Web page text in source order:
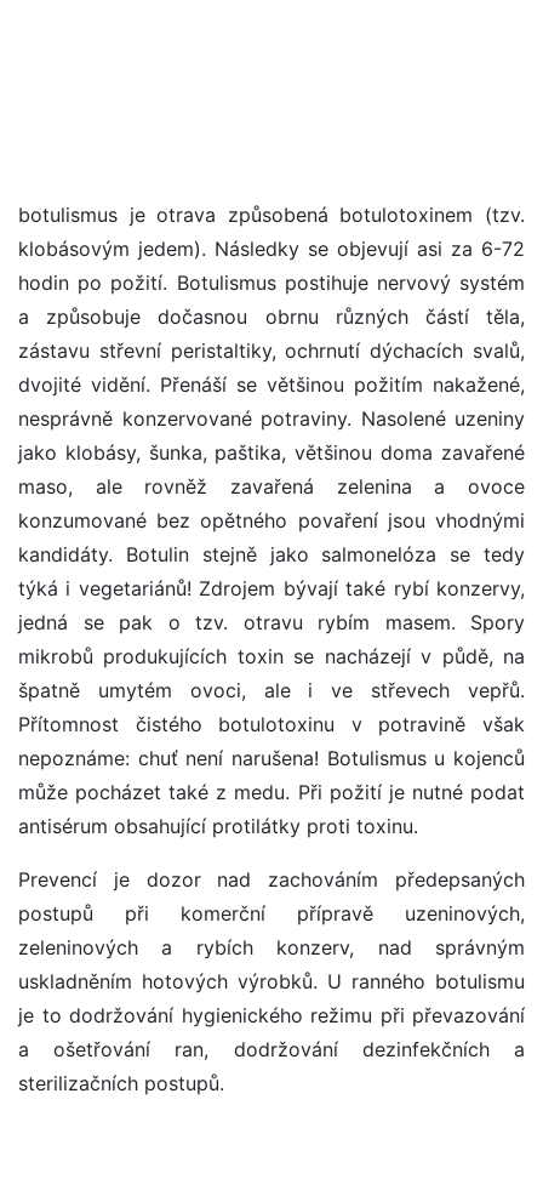
botulismus je otrava způsobená botulotoxinem (tzv.
klobásovým jedem). Následky se objevují asi za 6-72
hodin po požití. Botulismus postihuje nervový systém
a způsobuje dočasnou obrnu různých částí těla,
zástavu střevní peristaltiky, ochrnutí dýchacích svalů,
dvojité vidění. Přenáší se většinou požitím nakažené,
nesprávně konzervované potraviny. Nasolené uzeniny
jako klobásy, šunka, paštika, většinou doma zavařené
maso, ale rovněž zavařená zelenina a ovoce
konzumované bez opětného povaření jsou vhodnými
kandidáty. Botulin stejně jako salmonelóza se tedy
týká i vegetariánů! Zdrojem bývají také rybí konzervy,
jedná se pak o tzv. otravu rybím masem. Spory
mikrobů produkujících toxin se nacházejí v půdě, na
špatně umytém ovoci, ale i ve střevech vepřů.
Přítomnost čistého botulotoxinu v potravině však
nepoznáme: chuť není narušena! Botulismus u kojenců
může pocházet také z medu. Při požití je nutné podat
antisérum obsahující protilátky proti toxinu.
Prevencí je dozor nad zachováním předepsaných
postupů při komerční přípravě uzeninových,
zeleninových a rybích konzerv, nad správným
uskladněním hotových výrobků. U ranného botulismu
je to dodržování hygienického režimu při převazování
a ošetřování ran, dodržování dezinfekčních a
sterilizačních postupů.